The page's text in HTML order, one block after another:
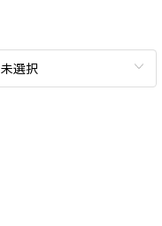
未選択